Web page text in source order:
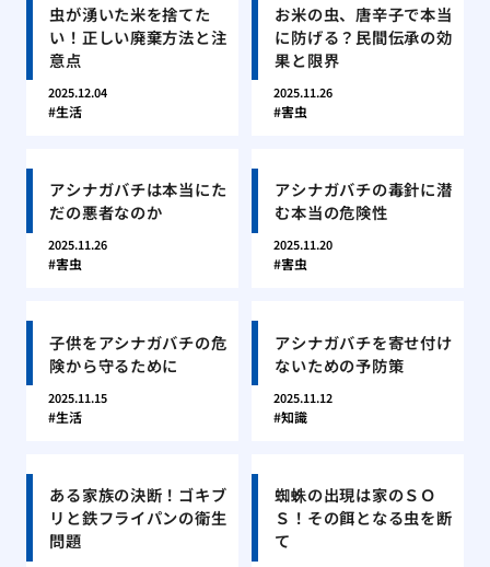
虫が湧いた米を捨てた
い！正しい廃棄方法と注
意点
2025.12.04
生活
お米の虫、唐辛子で本当
に防げる？民間伝承の効
果と限界
2025.11.26
害虫
アシナガバチは本当にた
だの悪者なのか
2025.11.26
害虫
アシナガバチの毒針に潜
む本当の危険性
2025.11.20
害虫
子供をアシナガバチの危
険から守るために
2025.11.15
生活
アシナガバチを寄せ付け
ないための予防策
2025.11.12
知識
ある家族の決断！ゴキブ
リと鉄フライパンの衛生
問題
蜘蛛の出現は家のＳＯ
Ｓ！その餌となる虫を断
て